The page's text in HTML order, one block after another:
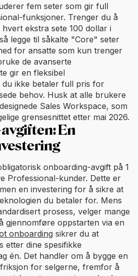
fem seter som gir full
funksjoner. Trenger du å
ekstra sete 100 dollar i
legge til såkalte "Core" seter
for ansatte som kun trenger
de avanserte
gir en fleksibel
ikke betaler full pris for
behov. Husk at alle brukere
Sales Workspace, som
grensesnittet etter mai 2026.
En
onboarding-avgift på 1
Professional-kunder. Dette er
en investering for å sikre at
du betaler for. Mens
prosess, velger mange
gjennomføre oppstarten via en
onboarding sikrer du at
etter dine spesifikke
én. Det handler om å bygge en
for selgerne, fremfor å